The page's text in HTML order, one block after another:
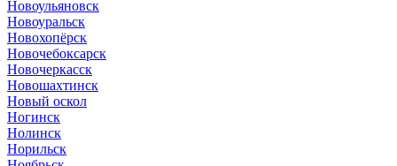
Новоульяновск
Новоуральск
Новохопёрск
Новочебоксарск
Новочеркасск
Новошахтинск
Новый оскол
Ногинск
Нолинск
Норильск